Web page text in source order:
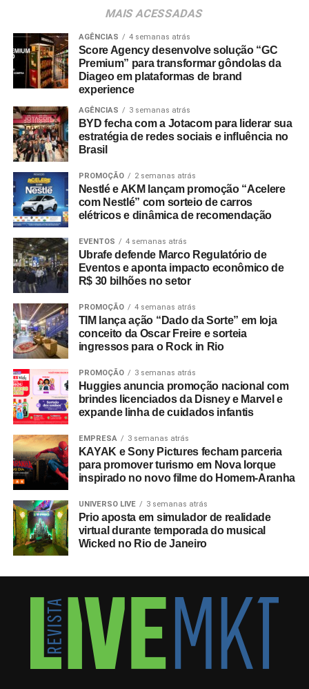
MAIS ACESSADAS
AGÊNCIAS 4 semanas atrás
Score Agency desenvolve solução “GC
Premium” para transformar gôndolas da
Diageo em plataformas de brand
experience
AGÊNCIAS 3 semanas atrás
BYD fecha com a Jotacom para liderar sua
estratégia de redes sociais e influência no
Brasil
PROMOÇÃO 2 semanas atrás
Nestlé e AKM lançam promoção “Acelere
com Nestlé” com sorteio de carros
elétricos e dinâmica de recomendação
EVENTOS 4 semanas atrás
Ubrafe defende Marco Regulatório de
Eventos e aponta impacto econômico de
R$ 30 bilhões no setor
PROMOÇÃO 4 semanas atrás
TIM lança ação “Dado da Sorte” em loja
conceito da Oscar Freire e sorteia
ingressos para o Rock in Rio
PROMOÇÃO 3 semanas atrás
Huggies anuncia promoção nacional com
brindes licenciados da Disney e Marvel e
expande linha de cuidados infantis
EMPRESA 3 semanas atrás
KAYAK e Sony Pictures fecham parceria
para promover turismo em Nova Iorque
inspirado no novo filme do Homem-Aranha
UNIVERSO LIVE 3 semanas atrás
Prio aposta em simulador de realidade
virtual durante temporada do musical
Wicked no Rio de Janeiro